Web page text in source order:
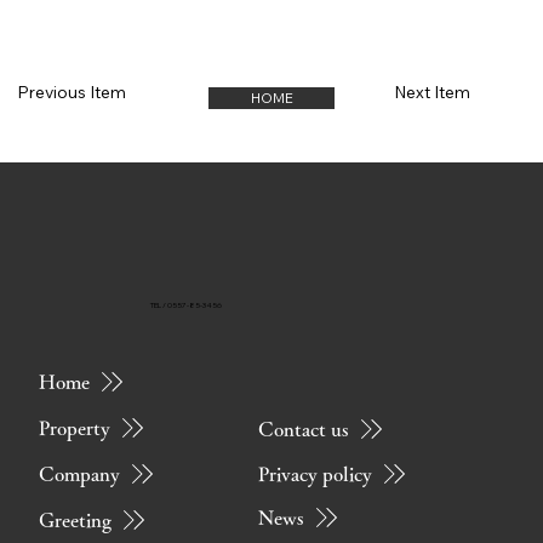
Previous Item HOME Next Item
Home
Property
Company
Greeting
Contact us
Privacy policy
News
TEL / 0557-85-3456